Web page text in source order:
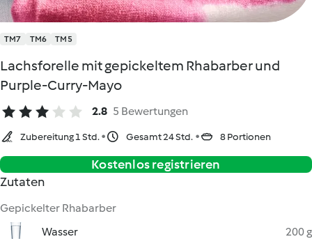
TM7 TM6 TM5
Lachsforelle mit gepickeltem Rhabarber und
Purple-Curry-Mayo
2.8 5 Bewertungen
Zubereitung 1 Std. Gesamt 24 Std. 8 Portionen
Kostenlos registrieren
Zutaten
Gepickelter Rhabarber
Wasser
200 g